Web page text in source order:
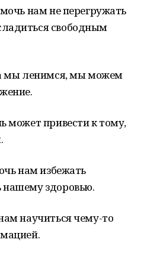
нам не перегружать
свободным
мы ленимся, мы можем
может привести к тому,
нам избежать
нашему здоровью.
научиться чему-то